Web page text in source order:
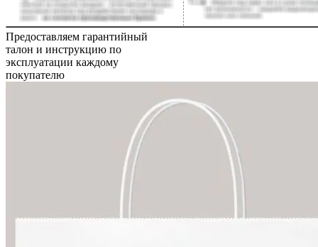
Предоставляем гарантийный
талон и инструкцию по
эксплуатации каждому
покупателю